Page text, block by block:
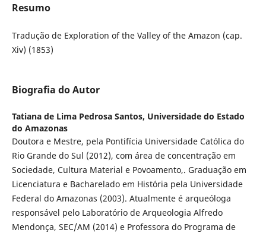
Resumo
Tradução de Exploration of the Valley of the Amazon (cap.
Xiv) (1853)
Biografia do Autor
Tatiana de Lima Pedrosa Santos, Universidade do Estado
do Amazonas
Doutora e Mestre, pela Pontifícia Universidade Católica do
Rio Grande do Sul (2012), com área de concentração em
Sociedade, Cultura Material e Povoamento,. Graduação em
Licenciatura e Bacharelado em História pela Universidade
Federal do Amazonas (2003). Atualmente é arqueóloga
responsável pelo Laboratório de Arqueologia Alfredo
Mendonça, SEC/AM (2014) e Professora do Programa de